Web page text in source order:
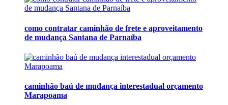
como contratar caminhão de frete e aproveitamento
de mudança Santana de Parnaíba
caminhão baú de mudança interestadual orçamento
Marapoama